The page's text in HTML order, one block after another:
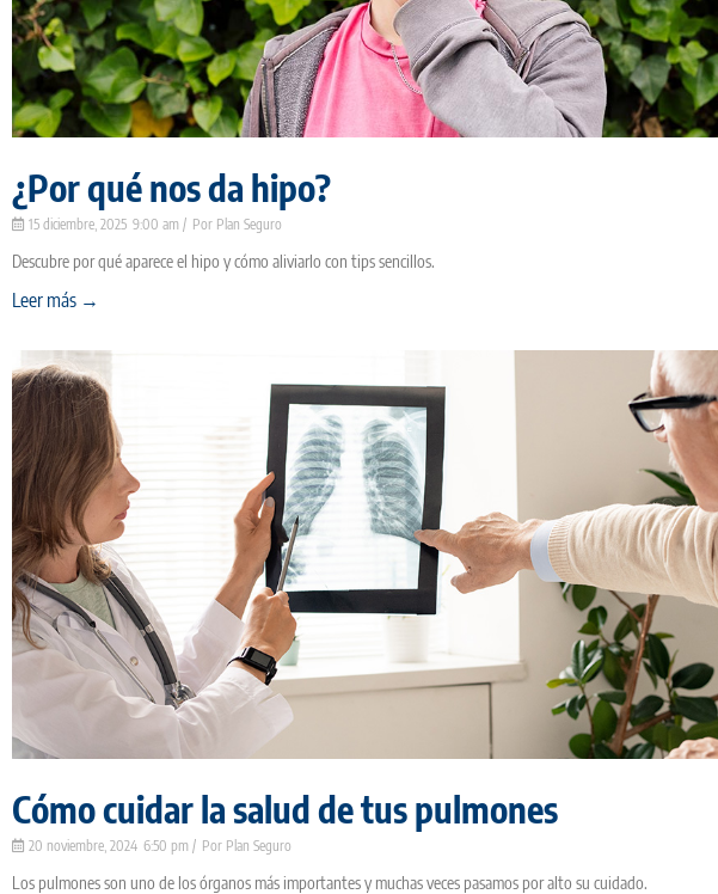
¿Por qué nos da hipo?
Plan Seguro
15 diciembre, 2025 9:00 am
Descubre por qué aparece el hipo y cómo aliviarlo con tips sencillos.
Leer más →
Cómo cuidar la salud de tus pulmones
Plan Seguro
20 noviembre, 2024 6:50 pm
Los pulmones son uno de los órganos más importantes y muchas veces pasamos por alto su cuidado.